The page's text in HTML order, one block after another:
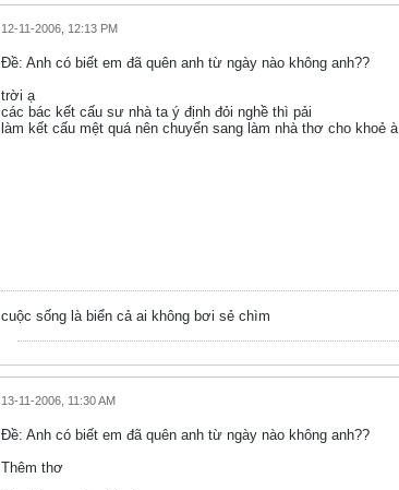
12-11-2006, 12:13 PM
Ðề: Anh có biết em đã quên anh từ ngày nào không anh??
trời ạ
các bác kết cấu sư nhà ta ý định đỏi nghề thì pải
làm kết cấu mệt quá nên chuyển sang làm nhà thơ cho khoẻ à
cuộc sống là biển cả ai không bơi sẻ chìm
13-11-2006, 11:30 AM
Ðề: Anh có biết em đã quên anh từ ngày nào không anh??
Thêm thơ